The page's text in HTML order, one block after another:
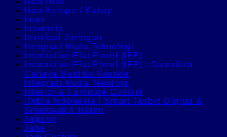
Ikan Kerapu / Kakap
Imun
Insomnia
Instalasi Jaringan
Integrasi Muda Teknologi
Interactive Flat Panel (IFP)
Interactive Flat Panel (IFP) : Samafitro
Cahaya Mustika Vannoe
Integrasi Muda Tekologi
Interior & Furniture Custom
iQibla Indonesia | Smart Tasbih Digital &
Smartwatch Islami
Jagung
Jahe